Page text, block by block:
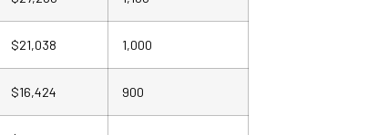
$21,038 1,000
$16,424 900